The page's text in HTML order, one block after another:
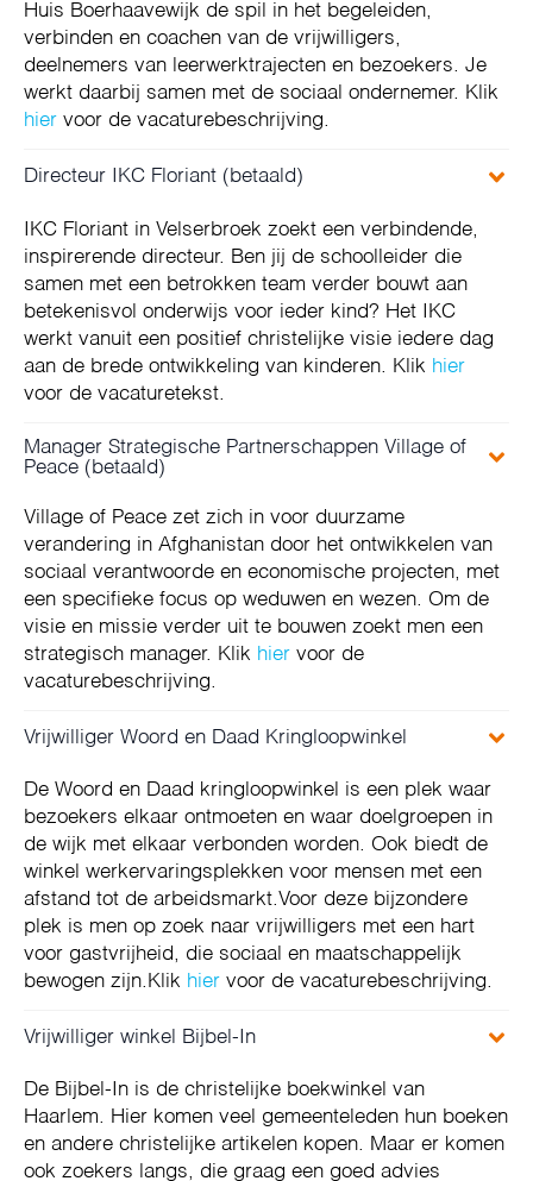
Huis Boerhaavewijk de spil in het begeleiden,
verbinden en coachen van de vrijwilligers,
deelnemers van leerwerktrajecten en bezoekers. Je
werkt daarbij samen met de sociaal ondernemer. Klik
hier voor de vacaturebeschrijving.
Directeur IKC Floriant (betaald)
IKC Floriant in Velserbroek zoekt een verbindende,
inspirerende directeur. Ben jij de schoolleider die
samen met een betrokken team verder bouwt aan
betekenisvol onderwijs voor ieder kind? Het IKC
werkt vanuit een positief christelijke visie iedere dag
aan de brede ontwikkeling van kinderen. Klik hier
voor de vacaturetekst.
Manager Strategische Partnerschappen Village of
Peace (betaald)
Village of Peace zet zich in voor duurzame
verandering in Afghanistan door het ontwikkelen van
sociaal verantwoorde en economische projecten, met
een specifieke focus op weduwen en wezen. Om de
visie en missie verder uit te bouwen zoekt men een
strategisch manager. Klik hier voor de
vacaturebeschrijving.
Vrijwilliger Woord en Daad Kringloopwinkel
De Woord en Daad kringloopwinkel is een plek waar
bezoekers elkaar ontmoeten en waar doelgroepen in
de wijk met elkaar verbonden worden. Ook biedt de
winkel werkervaringsplekken voor mensen met een
afstand tot de arbeidsmarkt.Voor deze bijzondere
plek is men op zoek naar vrijwilligers met een hart
voor gastvrijheid, die sociaal en maatschappelijk
bewogen zijn.Klik hier voor de vacaturebeschrijving.
Vrijwilliger winkel Bijbel-In
De Bijbel-In is de christelijke boekwinkel van
Haarlem. Hier komen veel gemeenteleden hun boeken
en andere christelijke artikelen kopen. Maar er komen
ook zoekers langs, die graag een goed advies